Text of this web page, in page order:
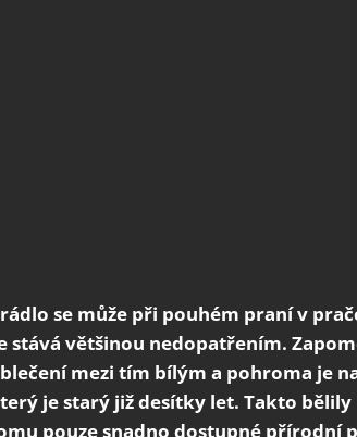
se může při pouhém praní v
stává většinou nedopatřením.
mezi tím bílým a pohroma je
je starý již desítky let. Takto
pouze snadno dostupné přírodní